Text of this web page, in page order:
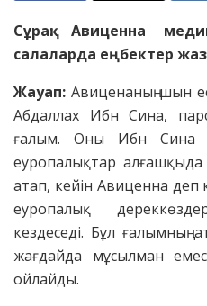
Сұрақ: Авиценна
салаларда еңбектер
Жауап: Авиценаның шын
Абдаллах Ибн Сина,
ғалым. Оны Ибн Сина
еуропалықтар
атап, кейін Авиценна деп
еуропалық
кездеседі. Бұл ғалымның
жағдайда мұсылман
ойлайды.